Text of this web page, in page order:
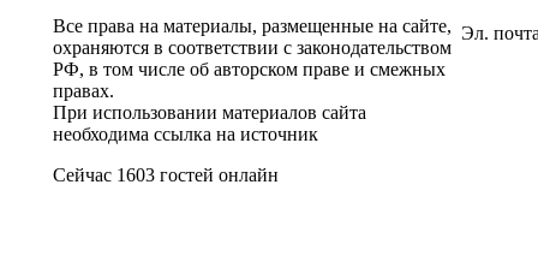
Все права на материалы, размещенные на сайте,
охраняются в соответствии с законодательством
РФ, в том числе об авторском праве и смежных
правах.
При использовании материалов сайта
необходима ссылка на источник
Сейчас 1603 гостей онлайн
Эл.